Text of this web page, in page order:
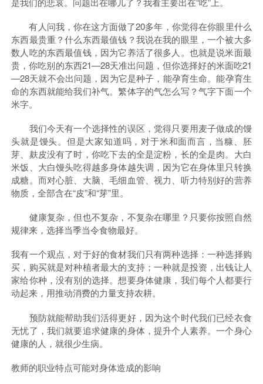
有人问我，你在这方面做了20多年，你觉得在你眼里什么
东西最贵重？什么东西最值钱？我说在我的眼里，一个被大多
数人吃的东西最值钱，因为它养活了很多人。也就是说米面最
贵，你吃别的东西21—28天准出问题，但你选择好的米面吃21
—28天就不会出问题，因为它是种子，能孕育生命。能孕育生
命的东西就能给我们补气。繁体字的气怎么写？气字下面一个
米字。
我们今天有一个选择性的误区，觉得只要用麦子做成的馒
头就是馒头。但是大家知道吗，对于米和面而言，当糠、胚
芽、麸皮没有了时，你吃下去的全是淀粉，长的全是肉。大白
米饭、大白馒头吃得越多身体越失调，因为它在身体里只转换
成糖。而对心脏、大脑、毛细血管、视力、听力特别好的营养
物质，全部含在“皮”和“芽”里。
健康复杂，但也不复杂，不复杂在哪里？只要你按照自然
规律来，选择当季当令食物最好。
我有一个观点，对于好的食材我们只有两种选择：一种选择购
买，购买就是对种植者最大的支持；一种就是投资，出钱让人
家给你种，没有别的选择。想要身体健康，我们每个人都要行
动起来，用推动消费的力量支持农耕。
预防就能帮助我们活得更好，因为这个时代我们已经衣食
无忧了，我们就要追求健康的身体，提升个人素养。一个身心
健康的人，就很少生病。
教师的职业特点可能对身体造成的影响